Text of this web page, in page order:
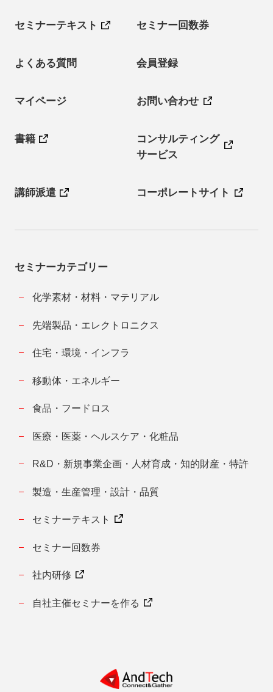
セミナーテキスト セミナー回数券
よくある質問 会員登録
マイページ お問い合わせ
書籍
コンサルティング
サービス
講師派遣 コーポレートサイト
セミナーカテゴリー
化学素材・材料・マテリアル
先端製品・エレクトロニクス
住宅・環境・インフラ
移動体・エネルギー
食品・フードロス
医療・医薬・ヘルスケア・化粧品
R&D・新規事業企画・人材育成・知的財産・特許
製造・生産管理・設計・品質
セミナーテキスト
セミナー回数券
社内研修
自社主催セミナーを作る